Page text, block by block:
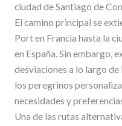
ciudad de Santiago de
El camino principal se
Port en Francia hasta la
en España. Sin embargo,
desviaciones a lo largo
los peregrinos
necesidades y
Una de las rutas